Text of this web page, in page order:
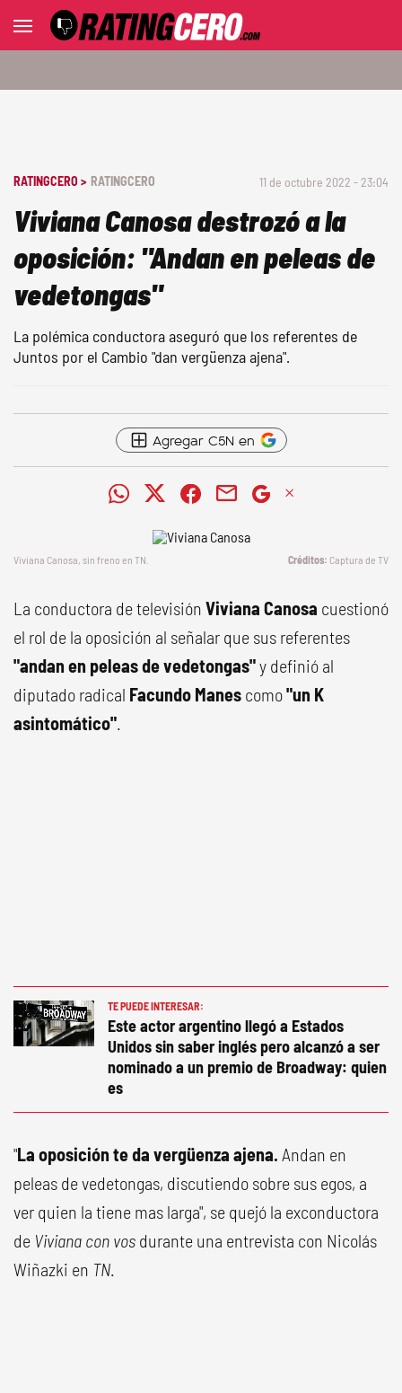
RATINGCERO > RATINGCERO 11 de octubre 2022 - 23:04
Viviana Canosa destrozó a la
oposición: "Andan en peleas de
vedetongas"
La polémica conductora aseguró que los referentes de
Juntos por el Cambio "dan vergüenza ajena".
Agregar C5N en
Viviana Canosa, sin freno en TN. Captura de TV
La conductora de televisión Viviana Canosa cuestionó
el rol de la oposición al señalar que sus referentes
"andan en peleas de vedetongas"y definió al
diputado radical Facundo Manes como"un K
asintomático".
TE PUEDE INTERESAR:
Este actor argentino llegó a Estados
Unidos sin saber inglés pero alcanzó a ser
nominado a un premio de Broadway: quien
es
"La oposición te da vergüenza ajena. Andan en
peleas de vedetongas, discutiendo sobre sus egos, a
ver quien la tiene mas larga", se quejó la exconductora
de Viviana con vos durante una entrevista con Nicolás
Wiñazki en TN.